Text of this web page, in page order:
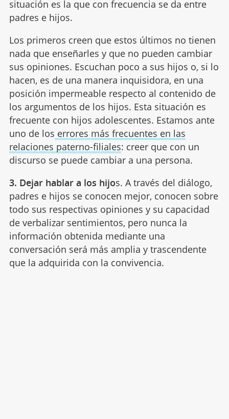
situación es la que con frecuencia se da entre
padres e hijos.
Los primeros creen que estos últimos no tienen
nada que enseñarles y que no pueden cambiar
sus opiniones. Escuchan poco a sus hijos o, si lo
hacen, es de una manera inquisidora, en una
posición impermeable respecto al contenido de
los argumentos de los hijos. Esta situación es
frecuente con hijos adolescentes. Estamos ante
uno de los errores más frecuentes en las
relaciones paterno-filiales: creer que con un
discurso se puede cambiar a una persona.
3. Dejar hablar a los hijos. A través del diálogo,
padres e hijos se conocen mejor, conocen sobre
todo sus respectivas opiniones y su capacidad
de verbalizar sentimientos, pero nunca la
información obtenida mediante una
conversación será más amplia y trascendente
que la adquirida con la convivencia.